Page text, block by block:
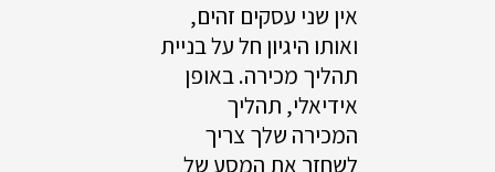
אין שני עסקים זהים,
ואותו היגיון חל על בניית
תהליך מכירה. באופן
אידיאלי, תהליך
המכירה שלך צריך
לשחזר את המסע של